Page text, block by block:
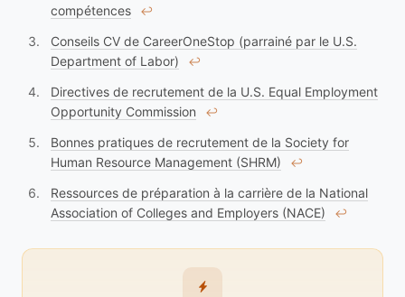
compétences
↩︎
Conseils CV de CareerOneStop (parrainé par le U.S.
Department of Labor)
↩︎
Directives de recrutement de la U.S. Equal Employment
Opportunity Commission
↩︎
Bonnes pratiques de recrutement de la Society for
Human Resource Management (SHRM)
↩︎
Ressources de préparation à la carrière de la National
Association of Colleges and Employers (NACE)
↩︎